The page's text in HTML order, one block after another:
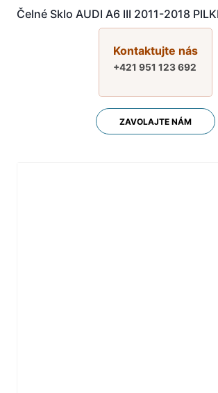
Čelné Sklo AUDI A6 III 2011-2018
Kontaktujte nás
+421 951 123 692
ZAVOLAJTE NÁM